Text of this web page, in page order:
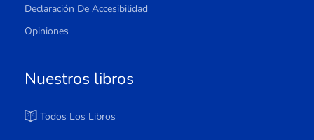
Declaración De Accesibilidad
Opiniones
Nuestros libros
Todos Los Libros